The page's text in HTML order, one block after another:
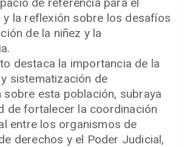
y la reflexión sobre los desafíos
de la niñez y la
destaca la importancia de la
sistematización de
sobre esta población, subraya
de fortalecer la coordinación
entre los organismos de
derechos y el Poder Judicial,